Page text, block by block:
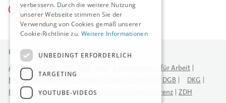
BÜNDNISPARTNERINNEN UND -PARTNER
AGJ Logo-BDA
Bundesagentur für Arbeit
BAG Freien Wohlfahrtspflege
DGB
DKG
DLT
Deutscher Städtetag Kultusministerkonferenz ZDH
verbessern. Durch die weitere Nutzung
unserer Webseite stimmen Sie der
Verwendung von Cookies gemäß unserer
Cookie-Richtlinie zu. Weitere Informationen
UNBEDINGT ERFORDERLICH
TARGETING
YOUTUBE-VIDEOS